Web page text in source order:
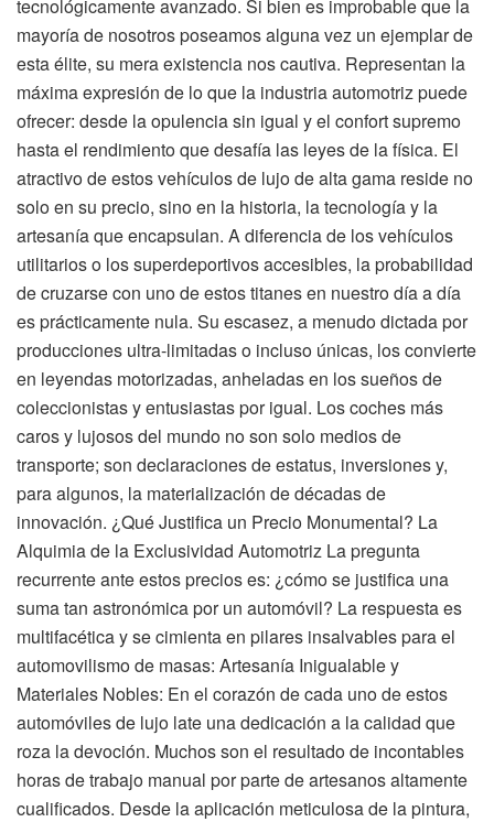
tecnológicamente avanzado. Si bien es improbable que la
mayoría de nosotros poseamos alguna vez un ejemplar de
esta élite, su mera existencia nos cautiva. Representan la
máxima expresión de lo que la industria automotriz puede
ofrecer: desde la opulencia sin igual y el confort supremo
hasta el rendimiento que desafía las leyes de la física. El
atractivo de estos vehículos de lujo de alta gama reside no
solo en su precio, sino en la historia, la tecnología y la
artesanía que encapsulan. A diferencia de los vehículos
utilitarios o los superdeportivos accesibles, la probabilidad
de cruzarse con uno de estos titanes en nuestro día a día
es prácticamente nula. Su escasez, a menudo dictada por
producciones ultra-limitadas o incluso únicas, los convierte
en leyendas motorizadas, anheladas en los sueños de
coleccionistas y entusiastas por igual. Los coches más
caros y lujosos del mundo no son solo medios de
transporte; son declaraciones de estatus, inversiones y,
para algunos, la materialización de décadas de
innovación. ¿Qué Justifica un Precio Monumental? La
Alquimia de la Exclusividad Automotriz La pregunta
recurrente ante estos precios es: ¿cómo se justifica una
suma tan astronómica por un automóvil? La respuesta es
multifacética y se cimienta en pilares insalvables para el
automovilismo de masas: Artesanía Inigualable y
Materiales Nobles: En el corazón de cada uno de estos
automóviles de lujo late una dedicación a la calidad que
roza la devoción. Muchos son el resultado de incontables
horas de trabajo manual por parte de artesanos altamente
cualificados. Desde la aplicación meticulosa de la pintura,